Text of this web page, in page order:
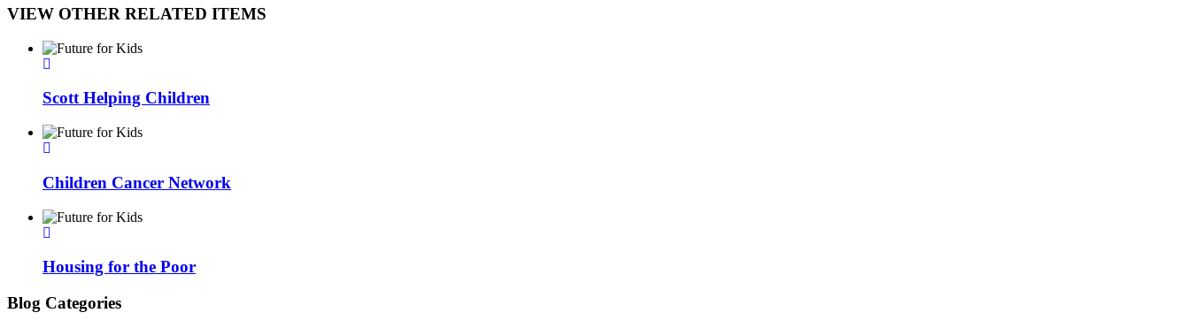
VIEW OTHER RELATED ITEMS
Scott Helping Children
Children Cancer Network
Housing for the Poor
Blog Categories